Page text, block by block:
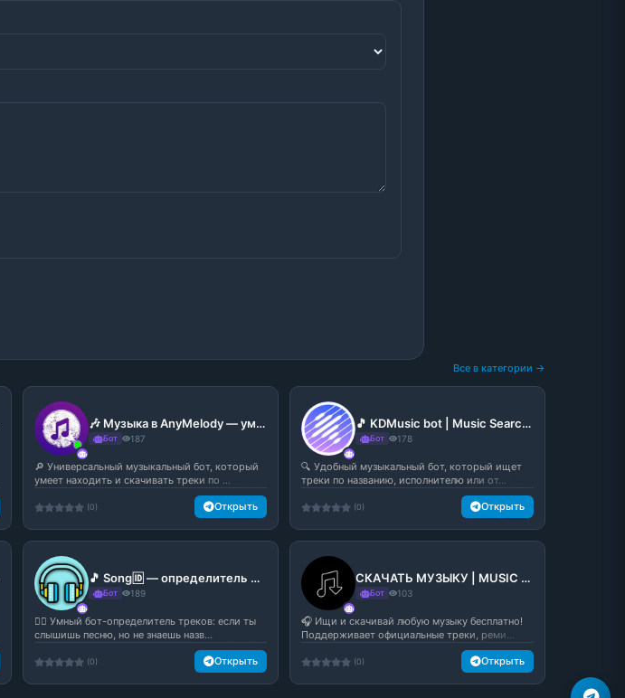
Все в категории →
🎶 Музыка в AnyMelody — умный музыкальный бот в Telegram
Бот 187
🔎 Универсальный музыкальный бот, который
умеет находить и скачивать треки по ...
(0) Открыть
🎵 KDMusic bot | Music Search — поиск и скачивание музыки в Telegram
Бот 178
🔍 Удобный музыкальный бот, который ищет
треки по названию, исполнителю или от...
(0) Открыть
🎵 Song🆔 — определитель музыки в Telegram
Бот 189
🕵️‍♂️ Умный бот-определитель треков: если ты
слышишь песню, но не знаешь назв...
(0) Открыть
СКАЧАТЬ МУЗЫКУ | MUSIC DOWNLOAD
Бот 103
🎧 Ищи и скачивай любую музыку бесплатно!
Поддерживает официальные треки, реми...
(0) Открыть